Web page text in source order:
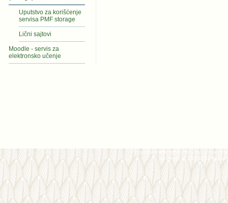
Uputstvo za korišćenje
servisa PMF storage
Lični sajtovi
Moodle - servis za
elektronsko učenje
Prirodno-matematički fakultet,
dekanat: 021/455630,